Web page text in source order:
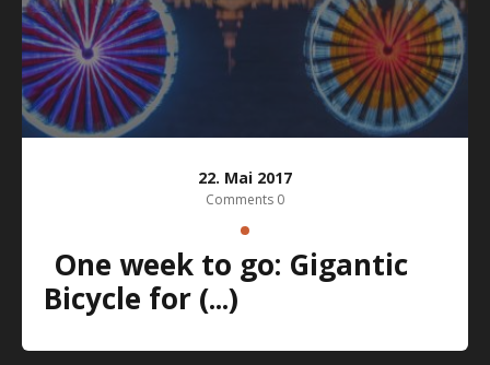
22. Mai 2017
Comments 0
One week to go: Gigantic
Bicycle for (...)